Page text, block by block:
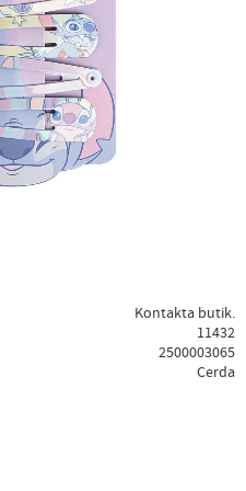
Kontakta butik.
11432
2500003065
Cerda